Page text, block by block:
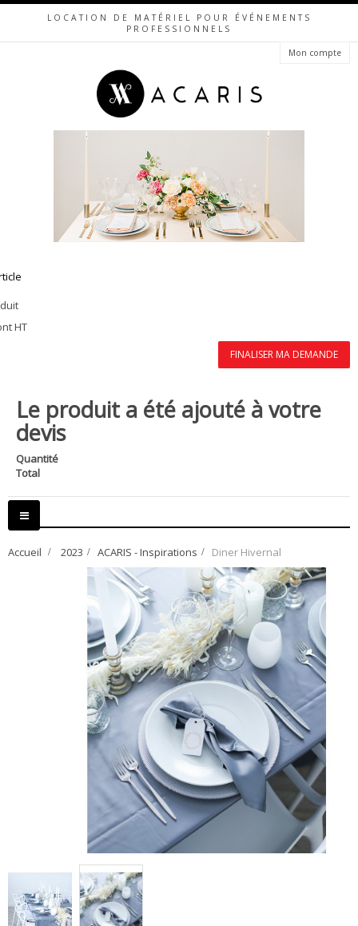
LOCATION DE MATÉRIEL POUR ÉVÉNEMENTS
PROFESSIONNELS
Mon compte
HT
FINALISER MA DEMANDE
Le produit a été ajouté à votre
devis
Quantité
Total
Basculer
la
Accueil > 2023 > ACARIS - Inspirations > Diner Hivernal